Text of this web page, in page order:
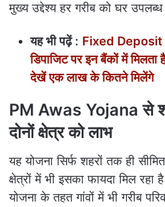
मुख्य उद्देश्य हर गरीब को घर
यह भी पढ़ें : Fixed Deposit
डिपाजिट पर इन बैंकों में मिलता
देखें एक लाख के कितने मिलेंगे
PM Awas Yojana से
दोनों क्षेत्र को लाभ
यह योजना सिर्फ शहरों तक ही
क्षेत्रों में भी इसका फायदा मिल रहा
योजना के तहत गांवों में भी गरीब